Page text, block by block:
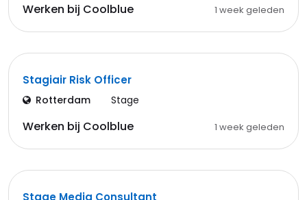
Werken bij Coolblue 1 week geleden
Stagiair Risk Officer
Rotterdam Stage
Werken bij Coolblue 1 week geleden
Stage Media Consultant